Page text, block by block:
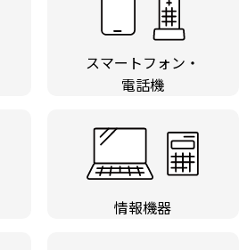
スマートフォン・
電話機
情報機器